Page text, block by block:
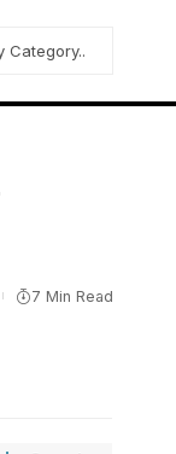
7 Min Read